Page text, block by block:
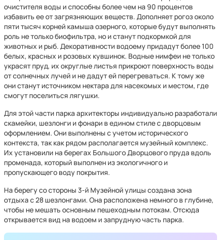
очистителя воды и способны более чем на 90 процентов
избавить ее от загрязняющих веществ. Дополняет рогоз около
пяти тысяч корней камыша озерного, которые будут выполнять
роль не только биофильтра, но и станут подкормкой для
животных и рыб. Декоративности водоему придадут более 100
белых, красных и розовых кувшинок. Водные нимфеи не только
украсят пруд, их округлые листья прикроют поверхность воды
от солнечных лучей и не дадут ей перегреваться. К тому же
они станут источником нектара для насекомых и местом, где
смогут поселиться лягушки.
Для этой части парка архитекторы индивидуально разработали
скамейки, шезлонги и фонари в едином стиле с дворцовым
оформлением. Они выполнены с учетом исторического
контекста, так как рядом располагается музейный комплекс.
Их установили на берегах Большого Дворцового пруда вдоль
променада, который выполнен из экологичного и
пропускающего воду покрытия.
На берегу со стороны 3-й Музейной улицы создана зона
отдыха с 28 шезлонгами. Она расположена немного в глубине,
чтобы не мешать основным пешеходным потокам. Отсюда
открывается вид на водоем и запрудную часть парка.